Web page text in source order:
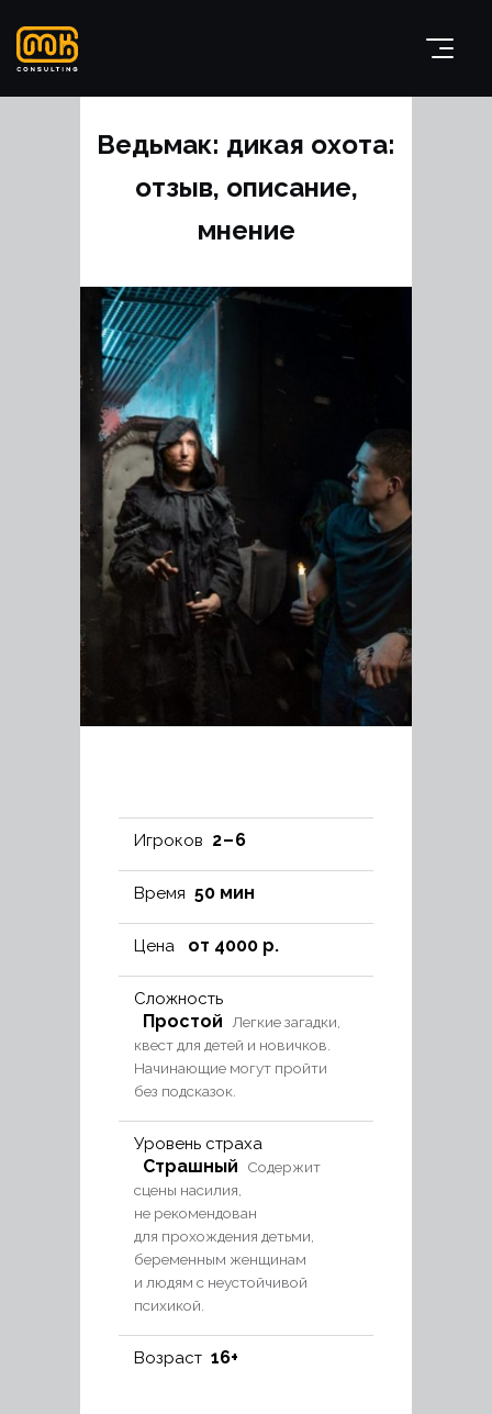
Ведьмак: дикая охота:
отзыв, описание,
мнение
Игроков 2 – 6
Время 50 мин
Цена от 4000 р.
Сложность
Простой
Легкие загадки,
квест для детей и новичков.
Начинающие могут пройти
без подсказок.
Уровень страха
Страшный
Содержит
сцены насилия,
не рекомендован
для прохождения детьми,
беременным женщинам
и людям с неустойчивой
психикой.
Возраст 16+